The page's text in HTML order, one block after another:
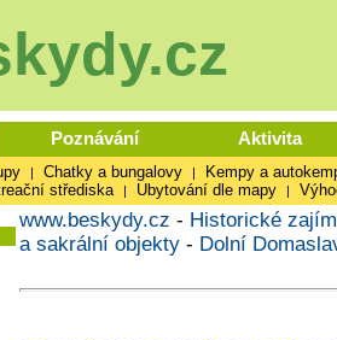
Poznávání Aktivita
| Chatky a bungalovy | Kempy a
střediska | Ubytování dle mapy |
www.beskydy.cz - Historické
a sakrální objekty - Dolní